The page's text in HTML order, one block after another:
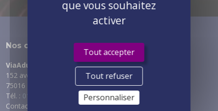
Nos coordonnées
ViaAduc
152 avenue de Malakoff
75016 PARIS
Tél. : 01 89 53 69 70
Contact :
via notre formulaire
que vous souhaitez
activer
Tout accepter
Tout refuser
Personnaliser